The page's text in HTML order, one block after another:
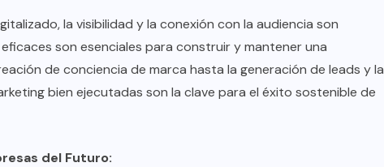
la visibilidad y la conexión con la audiencia son
son esenciales para construir y mantener una
de conciencia de marca hasta la generación de leads y la
bien ejecutadas son la clave para el éxito sostenible de
del Futuro: